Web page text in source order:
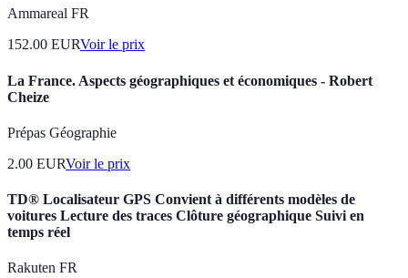
Ammareal FR
152.00 EURVoir le prix
La France. Aspects géographiques et économiques - Robert
Cheize
Prépas Géographie
2.00 EURVoir le prix
TD® Localisateur GPS Convient à différents modèles de
voitures Lecture des traces Clôture géographique Suivi en
temps réel
Rakuten FR